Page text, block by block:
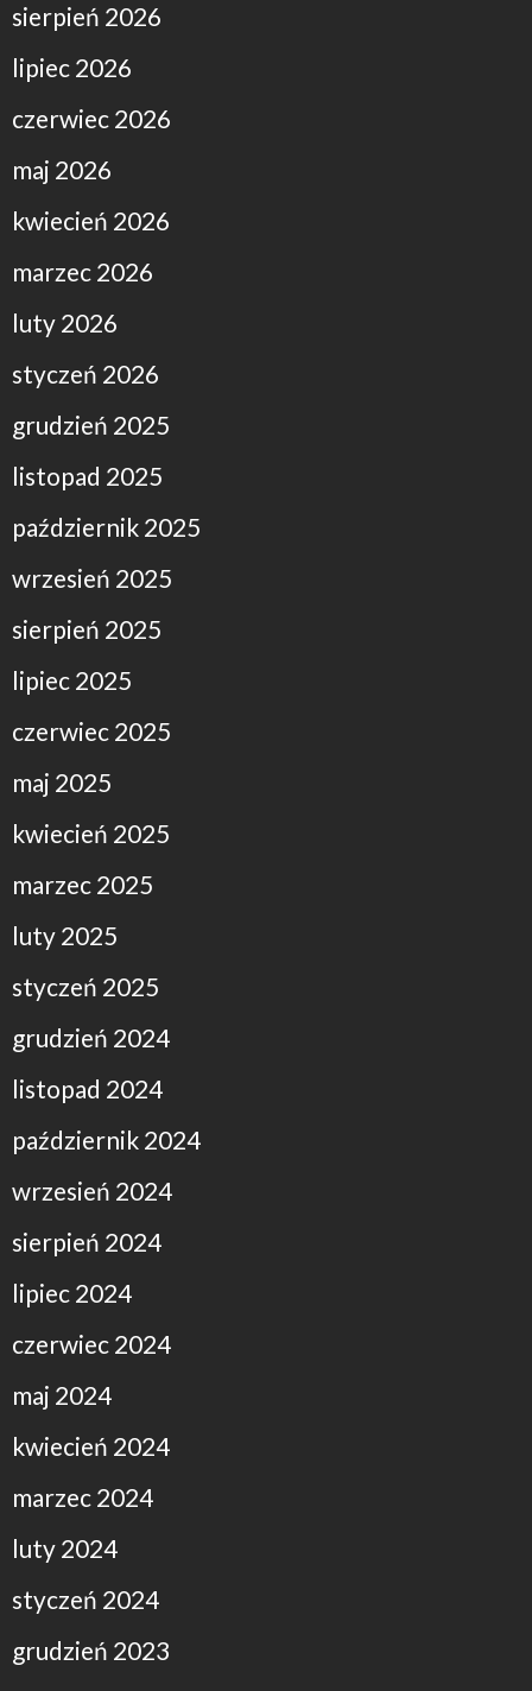
sierpień 2026
lipiec 2026
czerwiec 2026
maj 2026
kwiecień 2026
marzec 2026
luty 2026
styczeń 2026
grudzień 2025
listopad 2025
październik 2025
wrzesień 2025
sierpień 2025
lipiec 2025
czerwiec 2025
maj 2025
kwiecień 2025
marzec 2025
luty 2025
styczeń 2025
grudzień 2024
listopad 2024
październik 2024
wrzesień 2024
sierpień 2024
lipiec 2024
czerwiec 2024
maj 2024
kwiecień 2024
marzec 2024
luty 2024
styczeń 2024
grudzień 2023